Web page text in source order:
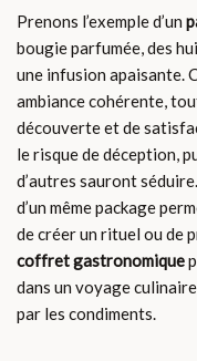
Prenons l’exemple d’un
bougie parfumée, des
une infusion apaisante.
ambiance cohérente,
découverte et de
le risque de déception,
d’autres sauront
d’un même package
de créer un rituel ou de
coffret gastronomique
dans un voyage
par les condiments.